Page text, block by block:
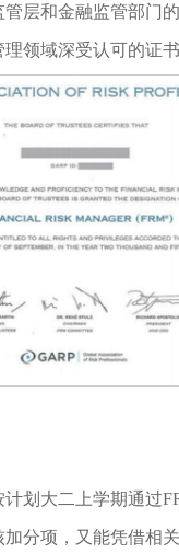
层和金融监管部门
领域深受认可的证书
计划大二上学期通过
分项，又能凭借相